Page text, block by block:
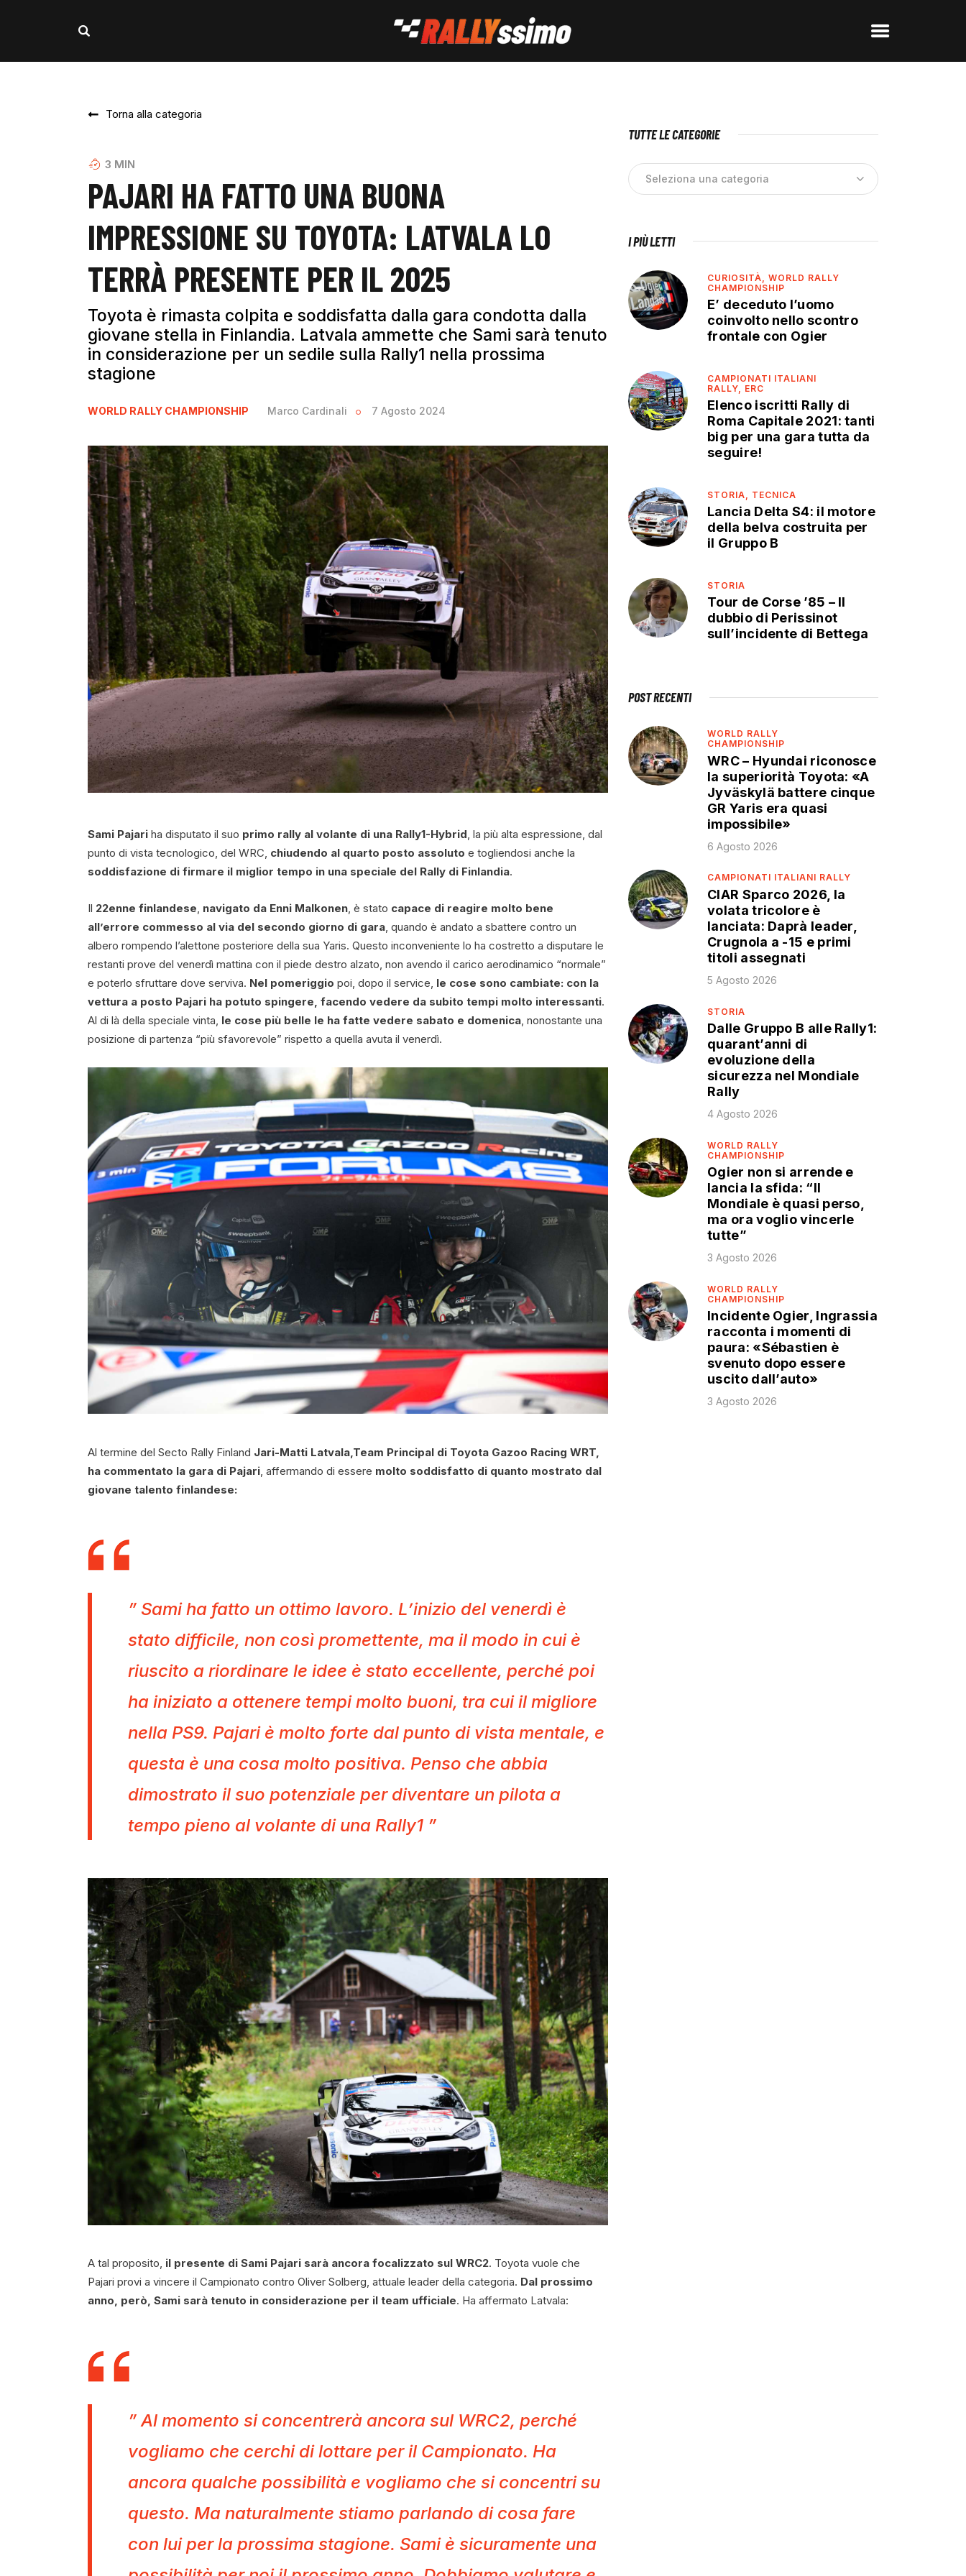
Torna alla categoria
3 MIN
PAJARI HA FATTO UNA BUONA
IMPRESSIONE SU TOYOTA: LATVALA LO
TERRÀ PRESENTE PER IL 2025
Toyota è rimasta colpita e soddisfatta dalla gara condotta dalla
giovane stella in Finlandia. Latvala ammette che Sami sarà tenuto
in considerazione per un sedile sulla Rally1 nella prossima
stagione
WORLD RALLY CHAMPIONSHIP Marco Cardinali 7 Agosto 2024
Sami Pajari ha disputato il suo primo rally al volante di una Rally1-Hybrid, la più alta espressione, dal
punto di vista tecnologico, del WRC, chiudendo al quarto posto assoluto e togliendosi anche la
soddisfazione di firmare il miglior tempo in una speciale del Rally di Finlandia.
Il 22enne finlandese, navigato da Enni Malkonen, è stato capace di reagire molto bene
all’errore commesso al via del secondo giorno di gara, quando è andato a sbattere contro un
albero rompendo l’alettone posteriore della sua Yaris. Questo inconveniente lo ha costretto a disputare le
restanti prove del venerdì mattina con il piede destro alzato, non avendo il carico aerodinamico “normale”
e poterlo sfruttare dove serviva. Nel pomeriggio poi, dopo il service, le cose sono cambiate: con la
vettura a posto Pajari ha potuto spingere, facendo vedere da subito tempi molto interessanti.
Al di là della speciale vinta, le cose più belle le ha fatte vedere sabato e domenica, nonostante una
posizione di partenza “più sfavorevole” rispetto a quella avuta il venerdì.
Al termine del Secto Rally Finland Jari-Matti Latvala,Team Principal di Toyota Gazoo Racing WRT,
ha commentato la gara di Pajari, affermando di essere molto soddisfatto di quanto mostrato dal
giovane talento finlandese:
” Sami ha fatto un ottimo lavoro. L’inizio del venerdì è
stato difficile, non così promettente, ma il modo in cui è
riuscito a riordinare le idee è stato eccellente, perché poi
ha iniziato a ottenere tempi molto buoni, tra cui il migliore
nella PS9. Pajari è molto forte dal punto di vista mentale, e
questa è una cosa molto positiva. Penso che abbia
dimostrato il suo potenziale per diventare un pilota a
tempo pieno al volante di una Rally1 ”
A tal proposito, il presente di Sami Pajari sarà ancora focalizzato sul WRC2. Toyota vuole che
Pajari provi a vincere il Campionato contro Oliver Solberg, attuale leader della categoria. Dal prossimo
anno, però, Sami sarà tenuto in considerazione per il team ufficiale. Ha affermato Latvala:
” Al momento si concentrerà ancora sul WRC2, perché
vogliamo che cerchi di lottare per il Campionato. Ha
ancora qualche possibilità e vogliamo che si concentri su
questo. Ma naturalmente stiamo parlando di cosa fare
con lui per la prossima stagione. Sami è sicuramente una
TUTTE LE CATEGORIE
I PIÙ LETTI
CURIOSITÀ,WORLD RALLY
CHAMPIONSHIP
E’ deceduto l’uomo
coinvolto nello scontro
frontale con Ogier
CAMPIONATI ITALIANI
RALLY, ERC
Elenco iscritti Rally di
Roma Capitale 2021: tanti
big per una gara tutta da
seguire!
STORIA, TECNICA
Lancia Delta S4: il motore
della belva costruita per
il Gruppo B
STORIA
Tour de Corse ’85 – Il
dubbio di Perissinot
sull’incidente di Bettega
POST RECENTI
WORLD RALLY
CHAMPIONSHIP
WRC – Hyundai riconosce
la superiorità Toyota: «A
Jyväskylä battere cinque
GR Yaris era quasi
impossibile»
6 Agosto 2026
CAMPIONATI ITALIANI RALLY
CIAR Sparco 2026, la
volata tricolore è
lanciata: Daprà leader,
Crugnola a -15 e primi
titoli assegnati
5 Agosto 2026
STORIA
Dalle Gruppo B alle Rally1:
quarant’anni di
evoluzione della
sicurezza nel Mondiale
Rally
4 Agosto 2026
WORLD RALLY
CHAMPIONSHIP
Ogier non si arrende e
lancia la sfida: “Il
Mondiale è quasi perso,
ma ora voglio vincerle
tutte”
3 Agosto 2026
WORLD RALLY
CHAMPIONSHIP
Incidente Ogier, Ingrassia
racconta i momenti di
paura: «Sébastien è
svenuto dopo essere
uscito dall’auto»
3 Agosto 2026